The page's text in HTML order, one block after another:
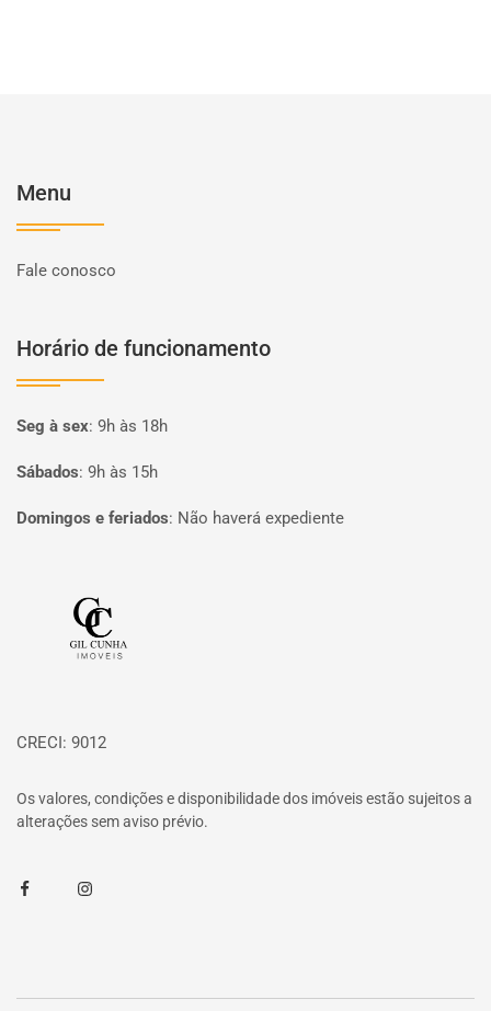
Menu
Fale conosco
Horário de funcionamento
Seg à sex: 9h às 18h
Sábados: 9h às 15h
Domingos e feriados: Não haverá expediente
CRECI: 9012
Os valores, condições e disponibilidade dos imóveis estão sujeitos a
alterações sem aviso prévio.
FacebookInstagram